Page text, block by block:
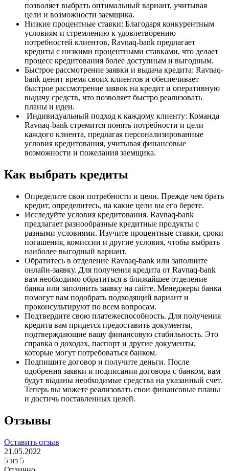
позволяет выбрать оптимальный вариант, учитывая
цели и возможности заемщика.
Низкие процентные ставки: Благодаря конкурентным
условиям и стремлению к удовлетворению
потребностей клиентов, Ravnaq-bank предлагает
кредиты с низкими процентными ставками, что делает
процесс кредитования более доступным и выгодным.
Быстрое рассмотрение заявки и выдача кредита: Ravnaq-
bank ценит время своих клиентов и обеспечивает
быстрое рассмотрение заявок на кредит и оперативную
выдачу средств, что позволяет быстро реализовать
планы и идеи.
Индивидуальный подход к каждому клиенту: Команда
Ravnaq-bank стремится понять потребности и цели
каждого клиента, предлагая персонализированные
условия кредитования, учитывая финансовые
возможности и пожелания заемщика.
Как выбрать кредиты
Определите свои потребности и цели. Прежде чем брать
кредит, определитесь, на какие цели вы его берете.
Исследуйте условия кредитования. Ravnaq-bank
предлагает разнообразные кредитные продукты с
разными условиями. Изучите процентные ставки, сроки
погашения, комиссии и другие условия, чтобы выбрать
наиболее выгодный вариант.
Обратитесь в отделение Ravnaq-bank или заполните
онлайн-заявку. Для получения кредита от Ravnaq-bank
вам необходимо обратиться в ближайшее отделение
банка или заполнить заявку на сайте. Менеджеры банка
помогут вам подобрать подходящий вариант и
проконсультируют по всем вопросам.
Подтвердите свою платежеспособность. Для получения
кредита вам придется предоставить документы,
подтверждающие вашу финансовую стабильность. Это
справка о доходах, паспорт и другие документы,
которые могут потребоваться банком.
Подпишите договор и получите деньги. После
одобрения заявки и подписания договора с банком, вам
будут выданы необходимые средства на указанный счет.
Теперь вы можете реализовать свои финансовые планы
и достичь поставленных целей.
Отзывы
Оставить отзыв
21.05.2022
5 из 5